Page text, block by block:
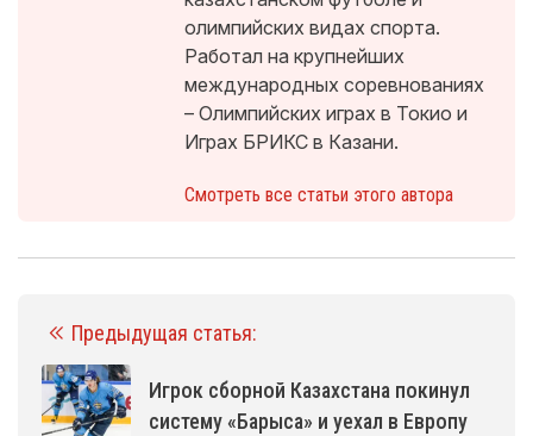
олимпийских видах спорта.
Работал на крупнейших
международных соревнованиях
– Олимпийских играх в Токио и
Играх БРИКС в Казани.
Смотреть все статьи этого автора
Предыдущая статья:
Игрок сборной Казахстана покинул
систему «Барыса» и уехал в Европу